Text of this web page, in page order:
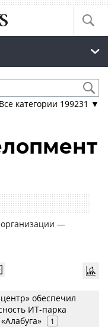
Все категории 199231 ▼
—
обеспечил
ИТ-парка
1